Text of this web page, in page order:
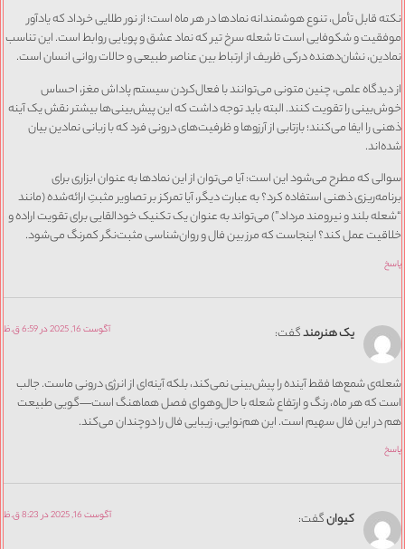
نکته قابل تأمل، تنوع هوشمندانه نمادها در هر ماه است؛ از نور طلایی خرداد که یادآور
موفقیت و شکوفایی است تا شعله سرخ تیر که نماد عشق و پویایی روابط است. این تناسب
نمادین، نشان‌دهنده درکی ظریف از ارتباط بین عناصر طبیعی و حالات روانی انسان است.
از دیدگاه علمی، چنین متونی می‌توانند با فعال‌کردن سیستم پاداش مغز، احساس
خوش‌بینی را تقویت کنند. البته باید توجه داشت که این پیش‌بینی‌ها بیشتر نقش یک آینه
ذهنی را ایفا می‌کنند؛ بازتابی از آرزوها و ظرفیت‌های درونی فرد که با زبانی نمادین بیان
شده‌اند.
سوالی که مطرح می‌شود این است: آیا می‌توان از این نمادها به عنوان ابزاری برای
برنامه‌ریزی ذهنی استفاده کرد؟ به عبارت دیگر، آیا تمرکز بر تصاویر مثبتِ ارائه‌شده (مانند
“شعله بلند و نیرومند مرداد”) می‌تواند به عنوان یک تکنیک خودالقایی برای تقویت اراده و
خلاقیت عمل کند؟ اینجاست که مرز بین فال و روان‌شناسی مثبت‌نگر کمرنگ می‌شود.
پاسخ
یک هنرمند گفت: آگوست 16, 2025 در 6:59 ق.ظ
شعله‌ی شمع‌ها فقط آینده را پیش‌بینی نمی‌کند، بلکه آینه‌ای از انرژی درونی ماست. جالب
است که هر ماه، رنگ و ارتفاع شعله با حال‌وهوای فصل هماهنگ است—گویی طبیعت
هم در این فال سهیم است. این هم‌نوایی، زیبایی فال را دوچندان می‌کند.
پاسخ
کیوان گفت: آگوست 16, 2025 در 8:23 ق.ظ